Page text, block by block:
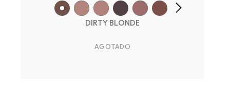
DIRTY BLONDE
AGOTADO